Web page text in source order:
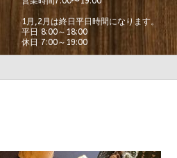
1月,2月は終日平日時間になります。
平日 8:00～18:00
休日 7:00～19:00